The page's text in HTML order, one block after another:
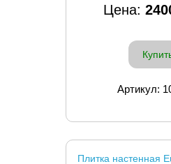
Цена:
Артикул:
Плитка настенная